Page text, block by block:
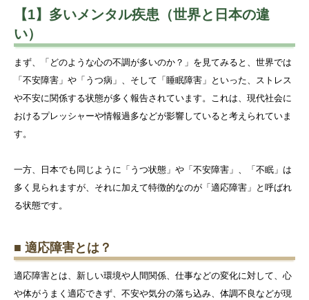
【1】多いメンタル疾患（世界と日本の違
い）
まず、「どのような心の不調が多いのか？」を見てみると、世界では
「不安障害」や「うつ病」、そして「睡眠障害」といった、ストレス
や不安に関係する状態が多く報告されています。これは、現代社会に
おけるプレッシャーや情報過多などが影響していると考えられていま
す。
一方、日本でも同じように「うつ状態」や「不安障害」、「不眠」は
多く見られますが、それに加えて特徴的なのが「適応障害」と呼ばれ
る状態です。
■ 適応障害とは？
適応障害とは、新しい環境や人間関係、仕事などの変化に対して、心
や体がうまく適応できず、不安や気分の落ち込み、体調不良などが現